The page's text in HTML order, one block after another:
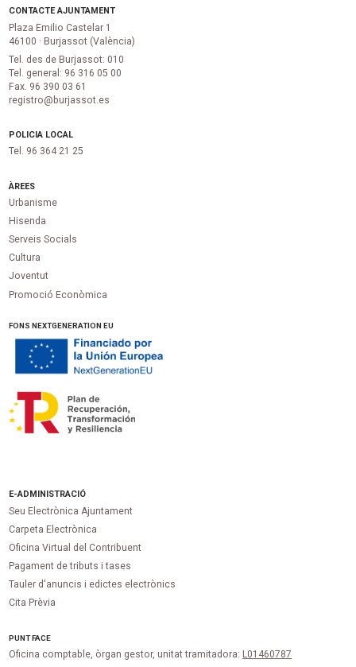
CONTACTE AJUNTAMENT
Plaza Emilio Castelar 1
46100 · Burjassot (València)
Tel. des de Burjassot: 010
Tel. general: 96 316 05 00
Fax. 96 390 03 61
registro@burjassot.es
POLICIA LOCAL
Tel. 96 364 21 25
ÀREES
Urbanisme
Hisenda
Serveis Socials
Cultura
Joventut
Promoció Econòmica
FONS NEXTGENERATION EU
E-ADMINISTRACIÓ
Seu Electrònica Ajuntament
Carpeta Electrònica
Oficina Virtual del Contribuent
Pagament de tributs i tases
Tauler d'anuncis i edictes electrònics
Cita Prèvia
PUNTFACE
Oficina comptable, òrgan gestor, unitat tramitadora: L01460787